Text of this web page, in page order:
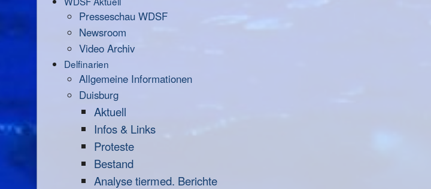
Presseschau WDSF
Newsroom
Video Archiv
Delfinarien
Allgemeine Informationen
Duisburg
Aktuell
Infos & Links
Proteste
Bestand
Analyse tiermed. Berichte